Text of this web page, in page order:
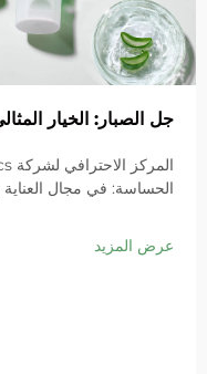
جل الصبار: الخيار
الحساسة: في مجال العناية
شركة رائدة عالميًا في
OEM/ODM...
عرض المزيد